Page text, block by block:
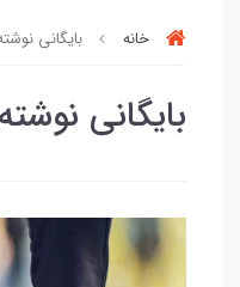
خانه بایگانی
بایگانی